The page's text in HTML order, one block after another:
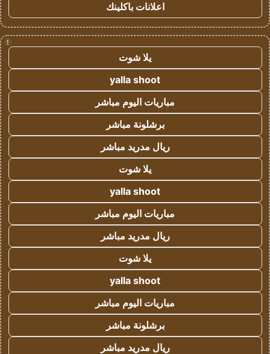
اعلانات باكلينك
!
يلا شوت
yalla shoot
مباريات اليوم مباشر
برشلونة مباشر
ريال مدريد مباشر
يلا شوت
yalla shoot
مباريات اليوم مباشر
ريال مدريد مباشر
يلا شوت
yalla shoot
مباريات اليوم مباشر
برشلونة مباشر
ريال مدريد مباشر